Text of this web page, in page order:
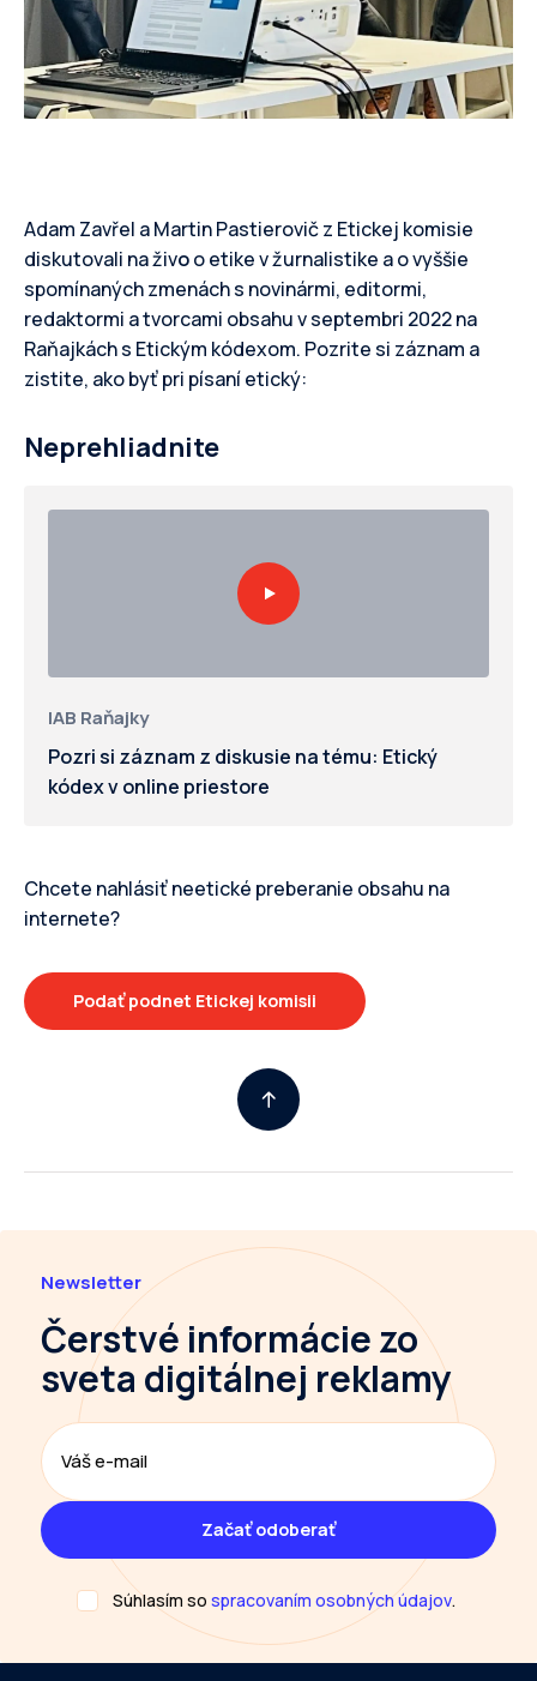
Adam Zavřel a Martin Pastierovič z Etickej komisie
diskutovali na živoo etike v žurnalistike a o vyššie
spomínaných zmenách s novinármi, editormi,
redaktormi a tvorcami obsahu v septembri 2022 na
Raňajkách s Etickým kódexom. Pozrite si záznam a
zistite, ako byť pri písaní etický:
Neprehliadnite
IAB Raňajky
Pozri si záznam z diskusie na tému: Etický
kódex v online priestore
Chcete nahlásiť neetické preberanie obsahu na
internete?
Podať podnet Etickej komisii
Newsletter
Čerstvé informáciezo
sveta digitálnej reklamy
Súhlasím sospracovaním osobných údajov.